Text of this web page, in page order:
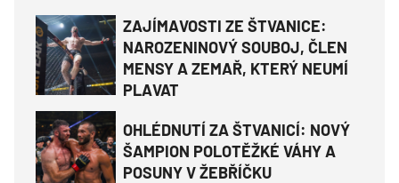
ZAJÍMAVOSTI ZE ŠTVANICE:
NAROZENINOVÝ SOUBOJ, ČLEN
MENSY A ZEMAŘ, KTERÝ NEUMÍ
PLAVAT
OHLÉDNUTÍ ZA ŠTVANICÍ: NOVÝ
ŠAMPION POLOTĚŽKÉ VÁHY A
POSUNY V ŽEBŘÍČKU